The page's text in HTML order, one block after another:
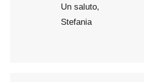
Un saluto,
Stefania